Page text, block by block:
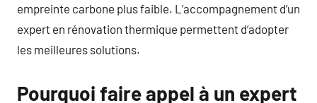
empreinte carbone plus faible. L’accompagnement d’un
expert en rénovation thermique permettent d’adopter
les meilleures solutions.
Pourquoi faire appel à un expert